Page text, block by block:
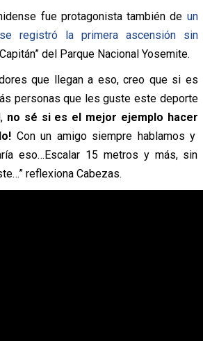
fue protagonista también de un
registró la primera ascensión sin
del Parque Nacional Yosemite.
que llegan a eso, creo que si es
personas que les guste este deporte
no sé si es el mejor ejemplo hacer
Con un amigo siempre hablamos y
eso…Escalar 15 metros y más, sin
reflexiona Cabezas.